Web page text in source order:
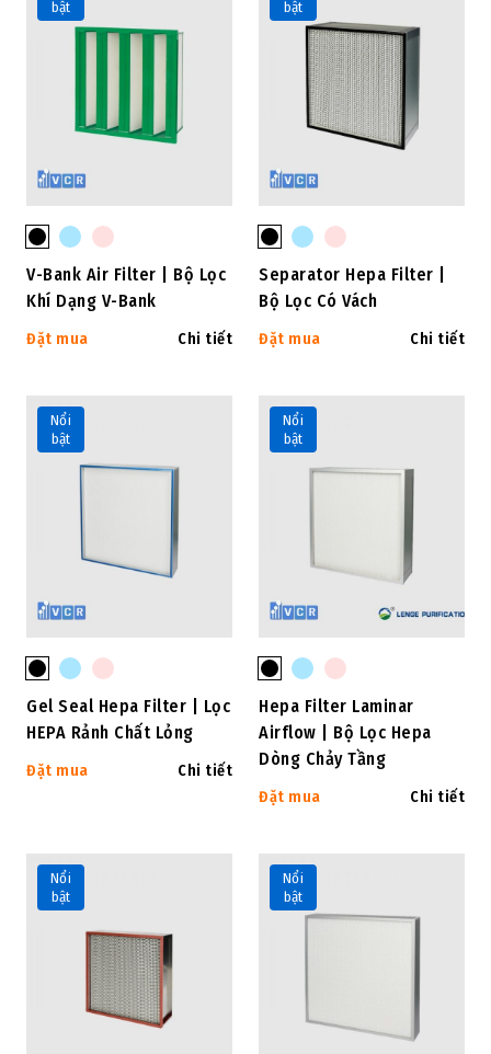
bật
V-Bank Air Filter | Bộ Lọc
Khí Dạng V-Bank
Đặt mua Chi tiết
bật
Separator Hepa Filter |
Bộ Lọc Có Vách
Đặt mua Chi tiết
Nổi
bật
Gel Seal Hepa Filter | Lọc
HEPA Rảnh Chất Lỏng
Đặt mua Chi tiết
Nổi
bật
Hepa Filter Laminar
Airflow | Bộ Lọc Hepa
Dòng Chảy Tầng
Đặt mua Chi tiết
Nổi
bật
Nổi
bật